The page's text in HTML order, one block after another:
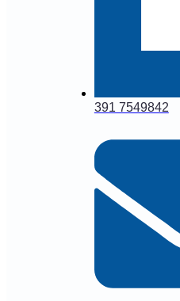
391 7549842